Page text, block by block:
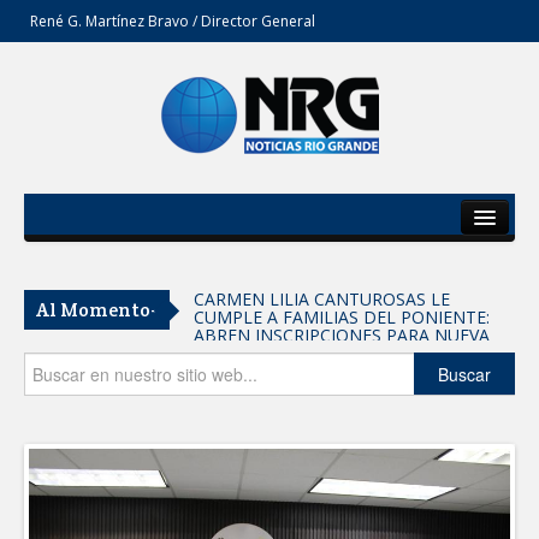
René G. Martínez Bravo / Director General
Del Estado
Secciones
Opinión
Al Momento- CARMEN LILIA CANTUROSAS LE
CUMPLE A FAMILIAS DEL PONIENTE:
ABREN INSCRIPCIONES PARA NUEVA
PRIMARIA EN EL PROGRESO
Entrega SEBIEN paquetes alimentarios
en Tampico
Cuando la crítica construye y no destruye
FORTALECE IMJUVE SALUD MENTAL DE
JÓVENES CON TERAPIAS PSICOLÓGICAS
Buscar